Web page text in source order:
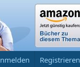
Registrieren